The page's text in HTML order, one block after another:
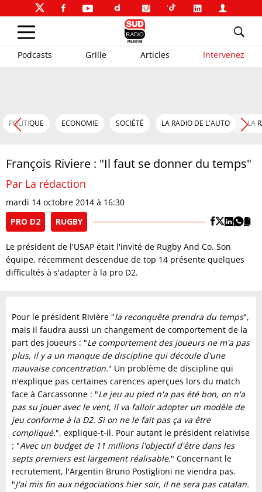
Podcasts Grille Articles Intervenez
POLITIQUE ECONOMIE SOCIÉTÉ LA RADIO DE L'AUTO LA
François Riviere : "Il faut se donner du temps"
Par La rédaction
mardi 14 octobre 2014 à 16:30
PRO D2
RUGBY
Le président de l'USAP était l'invité de Rugby And Co. Son
équipe, récemment descendue de top 14 présente quelques
difficultés à s'adapter à la pro D2.
Pour le président Rivière "la reconquête prendra du temps",
mais il faudra aussi un changement de comportement de la
part des joueurs : "Le comportement des joueurs ne m'a pas
plus, il y a un manque de discipline qui découle d'une
mauvaise concentration." Un problème de discipline qui
n'explique pas certaines carences aperçues lors du match
face à Carcassonne : "Le jeu au pied n'a pas été bon, on n'a
pas su jouer avec le vent, il va falloir adopter un modèle de
jeu conforme à la D2. Si on ne le fait pas ça va être
compliqué.", explique-t-il. Pour autant le président relativise
: "Avec un budget de 11 millions l'objectif d'être dans les
septs premiers est largement réalisable." Concernant le
recrutement, l'Argentin Bruno Postiglioni ne viendra pas.
"J'ai mis fin aux négociations hier soir, il ne sera pas catalan.